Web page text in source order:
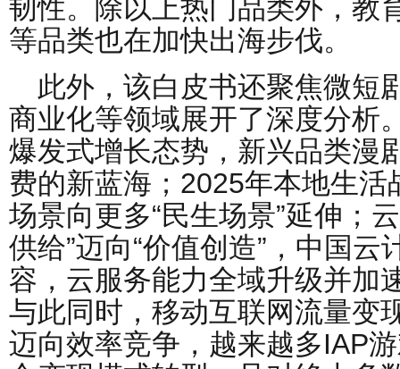
韧性。除以上热门品类外，教
等品类也在加快出海步伐。
此外，该白皮书还聚焦微短
商业化等领域展开了深度分析
爆发式增长态势，新兴品类漫
费的新蓝海；2025年本地生
场景向更多“民生场景”延伸；
供给”迈向“价值创造”，中国
容，云服务能力全域升级并加
与此同时，移动互联网流量变
迈向效率竞争，越来越多IAP